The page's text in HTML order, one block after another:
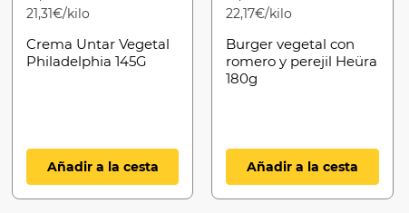
21,31€/kilo
Crema Untar Vegetal
Philadelphia 145G
Añadir a la cesta
22,17€/kilo
Burger vegetal con
romero y perejil Heüra
180g
Añadir a la cesta